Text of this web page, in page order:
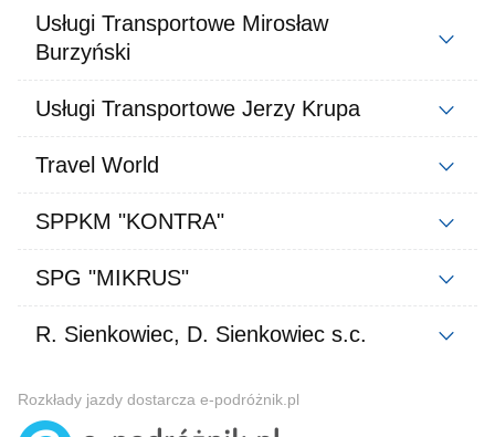
Usługi Transportowe Mirosław
Burzyński
Usługi Transportowe Jerzy Krupa
Travel World
SPPKM "KONTRA"
SPG "MIKRUS"
R. Sienkowiec, D. Sienkowiec s.c.
Rozkłady jazdy dostarcza e-podróżnik.pl